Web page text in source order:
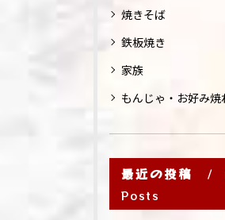
焼きそば
鉄板焼き
家族
もんじゃ・お好み
最近の投稿
Posts